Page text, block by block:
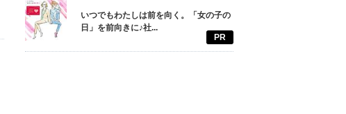
いつでもわたしは前を向く。「女の子の
日」を前向きに♪社...
PR